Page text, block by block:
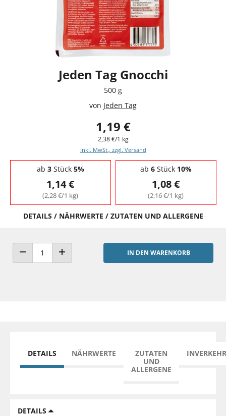
Jeden Tag Gnocchi
500 g
von Jeden Tag
1,19 €
2,38 €/1 kg
inkl. MwSt., zzgl. Versand
Staffelpreise - Mengenrabatt
ab 3Stück 5%
1,14 €
(2,28 €/1 kg)
ab 6Stück 10%
1,08 €
(2,16 €/1 kg)
DETAILS / NÄHRWERTE / ZUTATEN UND ALLERGENE
ANZAHL VERRINGERNANZAHL ERHÖHEN
IN DEN WARENKORB
DETAILS NÄHRWERTE
ZUTATEN
UND
ALLERGENE
DETAILS